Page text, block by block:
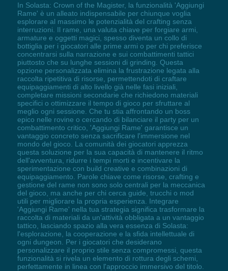
In Solasta: Crown of the Magister, la funzionalità 'Aggiungi
Rame' è un alleato indispensabile per chiunque voglia
esplorare al massimo le potenzialità del crafting senza
interruzioni. Il rame, una valuta chiave per forgiare armi,
armature e oggetti magici, spesso diventa un collo di
bottiglia per i giocatori alle prime armi o per chi preferisce
concentrarsi sulla narrazione e sui combattimenti tattici
piuttosto che su lunghe sessioni di grinding. Questa
opzione personalizzata elimina la frustrazione legata alla
raccolta ripetitiva di risorse, permettendoti di craftare
equipaggiamenti di alto livello già nelle fasi iniziali,
completare missioni secondarie che richiedono materiali
specifici o ottimizzare il tempo di gioco per sfruttare al
meglio ogni sessione. Che tu stia affrontando un boss
epico nelle rovine o cercando di bilanciare il party per un
combattimento critico, 'Aggiungi Rame' garantisce un
vantaggio concreto senza sacrificare l'immersione nel
mondo del gioco. La comunità dei giocatori apprezza
questa soluzione per la sua capacità di mantenere il ritmo
dell'avventura, ridurre i tempi morti e incentivare la
sperimentazione con build creative e combinazioni di
equipaggiamento. Parole chiave come risorse, crafting e
gestione del rame non sono solo centrali per la meccanica
del gioco, ma anche per chi cerca guide, trucchi o mod
utili per migliorare la propria esperienza. Integrare
'Aggiungi Rame' nella tua strategia significa trasformare la
raccolta di materiali da un'attività obbligata a un vantaggio
tattico, lasciando spazio alla vera essenza di Solasta:
l'esplorazione, la cooperazione e la sfida intellettuale di
ogni dungeon. Per i giocatori che desiderano
personalizzare il proprio stile senza compromessi, questa
funzionalità si rivela un elemento di rottura degli schemi,
perfettamente in linea con l'approccio immersivo del titolo.